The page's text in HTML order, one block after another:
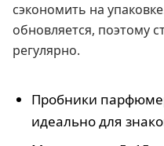
сэкономить на
обновляется, поэтому
регулярно.
Пробники
идеально для